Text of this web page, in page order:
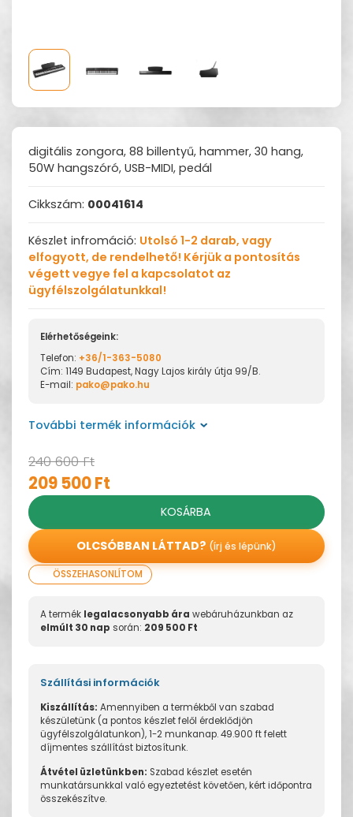
digitális zongora, 88 billentyű, hammer, 30 hang,
50W hangszóró, USB-MIDI, pedál
Cikkszám: 00041614
Készlet infromáció: Utolsó 1-2 darab, vagy
elfogyott, de rendelhető! Kérjük a pontosítás
végett vegye fel a kapcsolatot az
ügyfélszolgálatunkkal!
Elérhetőségeink:
Telefon: +36/1-363-5080
Cím: 1149 Budapest, Nagy Lajos király útja 99/B.
E-mail: pako@pako.hu
További termék információk
240 600 Ft
209 500 Ft
KOSÁRBA
OLCSÓBBAN LÁTTAD? (írj és lépünk)
ÖSSZEHASONLÍTOM
A termék legalacsonyabb ára webáruházunkban az
elmúlt 30 nap során: 209 500 Ft
Szállítási információk
Kiszállítás: Amennyiben a termékből van szabad
készületünk (a pontos készlet felől érdeklődjön
ügyfélszolgálatunkon), 1-2 munkanap. 49.900 ft felett
díjmentes szállítást biztosítunk.
Átvétel üzletünkben: Szabad készlet esetén
munkatársunkkal való egyeztetést követően, kért időpontra
összekészítve.